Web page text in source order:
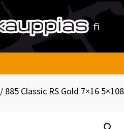
/ 885 Classic RS Gold 7×16 5×108